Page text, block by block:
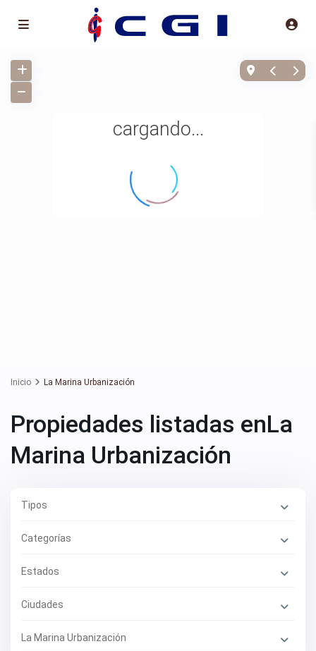
cargando...
Inicio La Marina Urbanización
Propiedades listadas enLa
Marina Urbanización
Tipos
Categorías
Estados
Ciudades
La Marina Urbanización